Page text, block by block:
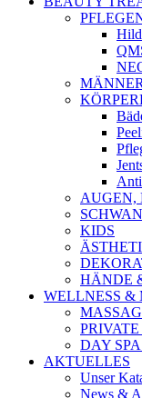
MÄNNER
AUGEN,
KIDS
HÄNDE
WELLNESS &
PRIVATE
DAY
AKTUELLES
Unser
News &